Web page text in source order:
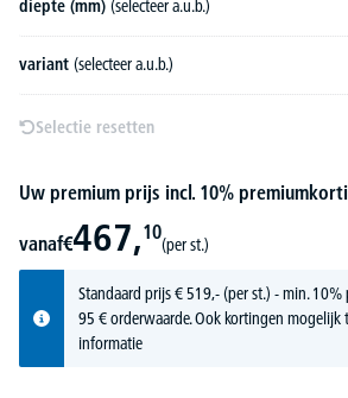
diepte (mm) (selecteer a.u.b.)
variant (selecteer a.u.b.)
Selectie resetten
Uw premium prijs incl. 10%
vanaf€467,10
(per st.)
Standaard prijs€ 519,-(per st.) - min.
95 € orderwaarde. Ook kortingen mogelijk
informatie